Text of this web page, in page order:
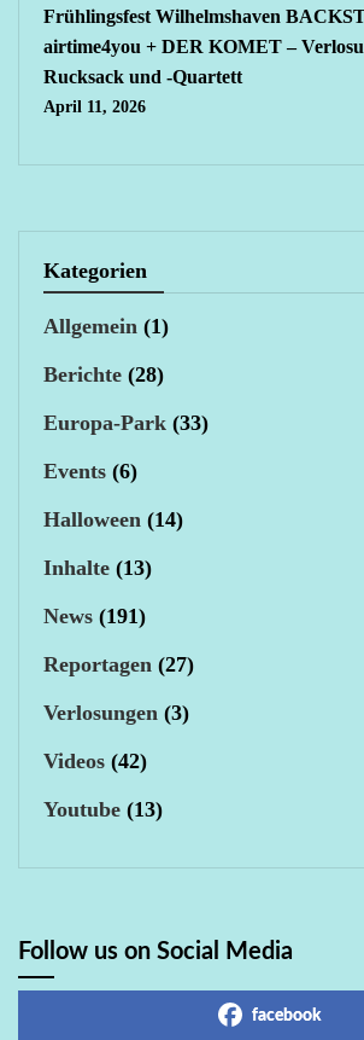
Frühlingsfest Wilhelmshaven
airtime4you + DER KOMET –
Rucksack und -Quartett
April 11, 2026
Kategorien
Allgemein (1)
Berichte (28)
Europa-Park (33)
Events (6)
Halloween (14)
Inhalte (13)
News (191)
Reportagen (27)
Verlosungen (3)
Videos (42)
Youtube (13)
Follow us on Social Media
facebook